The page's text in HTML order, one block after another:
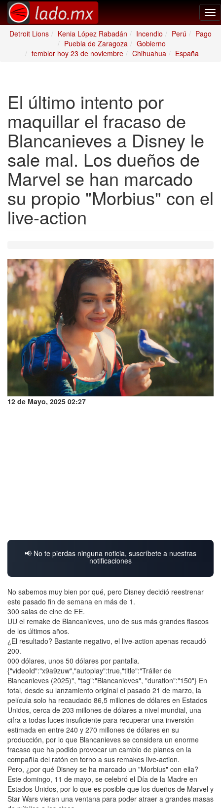
Detroit Lions
Kenia López Rabadán Incendio Perú
Pago
Puebla de Zaragoza
Gobierno
temblor hoy 23 de noviembre
Chihuahua España
El último intento por
maquillar el fracaso de
Blancanieves a Disney le
sale mal. Los dueños de
Marvel se han marcado
su propio "Morbius" con el
live-action
12 de Mayo, 2025 02:27
📢 No te pierdas ninguna noticia, suscríbete a nuestras
notificaciones
No sabemos muy bien por qué, pero Disney decidió reestrenar
este pasado fin de semana en más de 1.
300 salas de cine de EE.
UU el remake de Blancanieves, uno de sus más grandes fiascos
de los últimos años.
¿El resultado? Bastante negativo, el live-action apenas recaudó
200.
000 dólares, unos 50 dólares por pantalla.
{"videoId":"x9a9zuw","autoplay":true,"title":"Tráiler de
Blancanieves (2025)", "tag":"Blancanieves", "duration":"150"} En
total, desde su lanzamiento original el pasado 21 de marzo, la
película solo ha recaudado 86,5 millones de dólares en Estados
Unidos, cerca de 203 millones de dólares a nivel mundial, una
cifra a todas luces insuficiente para recuperar una inversión
estimada en entre 240 y 270 millones de dólares en su
producción, por lo que Blancanieves se considera un enorme
fracaso que ha podido provocar un cambio de planes en la
compañía del ratón en torno a sus remakes live-action.
Pero, ¿por qué Disney se ha marcado un "Morbius" con ella?
Este domingo, 11 de mayo, se celebró el Día de la Madre en
Estados Unidos, por lo que es posible que los dueños de Marvel y
Star Wars vieran una ventana para poder atraer a grandes masas